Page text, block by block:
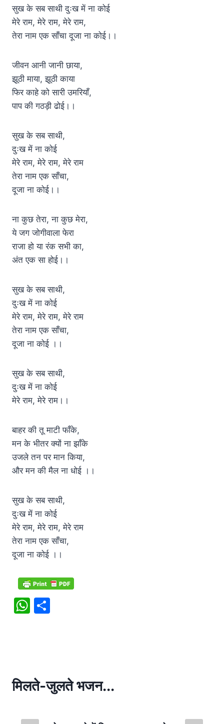
सुख के सब साथी दुःख में ना कोई
मेरे राम, मेरे राम, मेरे राम,
तेरा नाम एक साँचा दूजा ना कोई।।
जीवन आनी जानी छाया,
झूठी माया, झूठी काया
फिर काहे को सारी उमरियाँ,
पाप की गठड़ी ढोई।।
सुख के सब साथी,
दुःख में ना कोई
मेरे राम, मेरे राम, मेरे राम
तेरा नाम एक साँचा,
दूजा ना कोई।।
ना कुछ तेरा, ना कुछ मेरा,
ये जग जोगीवाला फेरा
राजा हो या रंक सभी का,
अंत एक सा होई।।
सुख के सब साथी,
दुःख में ना कोई
मेरे राम, मेरे राम, मेरे राम
तेरा नाम एक साँचा,
दूजा ना कोई ।।
सुख के सब साथी,
दुःख में ना कोई
मेरे राम, मेरे राम।।
बाहर की तू माटी फाँके,
मन के भीतर क्यों ना झाँके
उजले तन पर मान किया,
और मन की मैल ना धोई ।।
सुख के सब साथी,
दुःख में ना कोई
मेरे राम, मेरे राम, मेरे राम
तेरा नाम एक साँचा,
दूजा ना कोई ।।
W
p
मिलते-जुलते भजन...